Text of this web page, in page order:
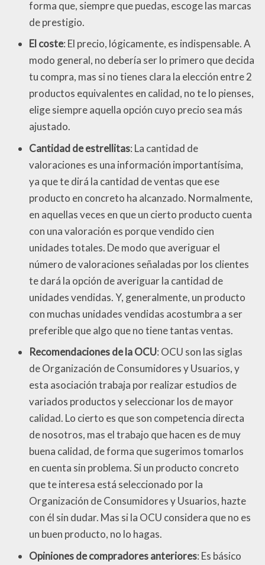
forma que, siempre que puedas, escoge las marcas
de prestigio.
El coste: El precio, lógicamente, es indispensable. A
modo general, no debería ser lo primero que decida
tu compra, mas si no tienes clara la elección entre 2
productos equivalentes en calidad, no te lo pienses,
elige siempre aquella opción cuyo precio sea más
ajustado.
Cantidad de estrellitas: La cantidad de
valoraciones es una información importantísima,
ya que te dirá la cantidad de ventas que ese
producto en concreto ha alcanzado. Normalmente,
en aquellas veces en que un cierto producto cuenta
con una valoración es porque vendido cien
unidades totales. De modo que averiguar el
número de valoraciones señaladas por los clientes
te dará la opción de averiguar la cantidad de
unidades vendidas. Y, generalmente, un producto
con muchas unidades vendidas acostumbra a ser
preferible que algo que no tiene tantas ventas.
Recomendaciones de la OCU: OCU son las siglas
de Organización de Consumidores y Usuarios, y
esta asociación trabaja por realizar estudios de
variados productos y seleccionar los de mayor
calidad. Lo cierto es que son competencia directa
de nosotros, mas el trabajo que hacen es de muy
buena calidad, de forma que sugerimos tomarlos
en cuenta sin problema. Si un producto concreto
que te interesa está seleccionado por la
Organización de Consumidores y Usuarios, hazte
con él sin dudar. Mas si la OCU considera que no es
un buen producto, no lo hagas.
Opiniones de compradores anteriores: Es básico